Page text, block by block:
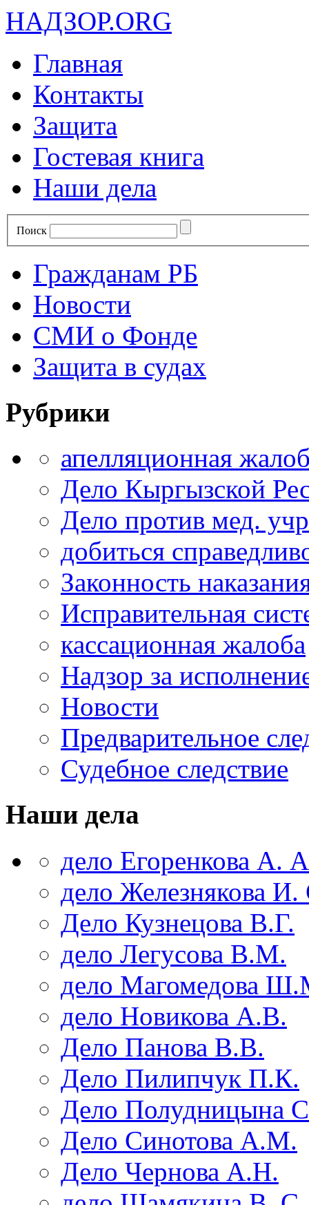
НАДЗОР.ORG
Главная
Контакты
Защита
Гостевая книга
Наши дела
Поиск
Гражданам РБ
Новости
СМИ о Фонде
Защита в судах
Рубрики
апелляционная
Дело Кыргызской
Дело против мед.
добиться
Законность
Исправительная
кассационная жалоба
Надзор за
Новости
Предварительное
Судебное следствие
Наши дела
дело Егоренкова А.
дело Железнякова И.
Дело Кузнецова В.Г.
дело Легусова В.М.
дело Магомедова
дело Новикова А.В.
Дело Панова В.В.
Дело Пилипчук П.К.
Дело Полудницына
Дело Синотова А.М.
Дело Чернова А.Н.